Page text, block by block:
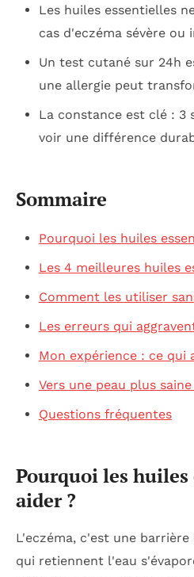
Les huiles essentielles
cas d'eczéma sévère ou
Un test cutané sur 24h
une allergie peut
La constance est clé : 3
voir une différence
Sommaire
Pourquoi les huiles
Les 4 meilleures huiles
Comment les utiliser
Les erreurs qui
Mon expérience : ce qui
Vers une peau plus
Questions fréquentes
Pourquoi les
aider ?
L'eczéma, c'est une
qui retiennent l'eau